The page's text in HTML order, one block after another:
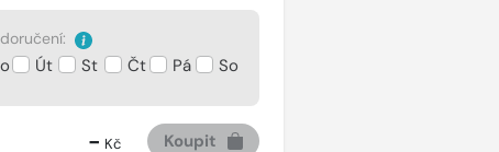
Út St Čt Pá So
- Kč Koupit